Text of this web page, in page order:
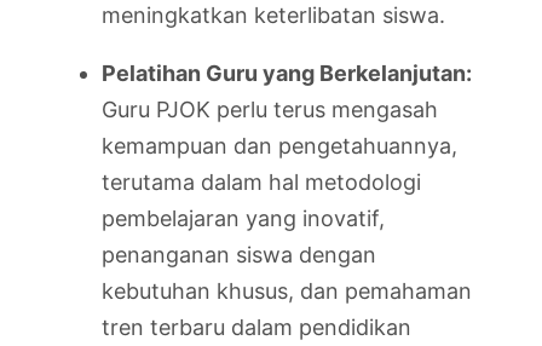
meningkatkan keterlibatan siswa.
Pelatihan Guru yang Berkelanjutan:
Guru PJOK perlu terus mengasah
kemampuan dan pengetahuannya,
terutama dalam hal metodologi
pembelajaran yang inovatif,
penanganan siswa dengan
kebutuhan khusus, dan pemahaman
tren terbaru dalam pendidikan